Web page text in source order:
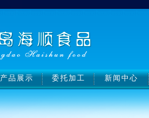
产品展示 委托加工 新闻中心